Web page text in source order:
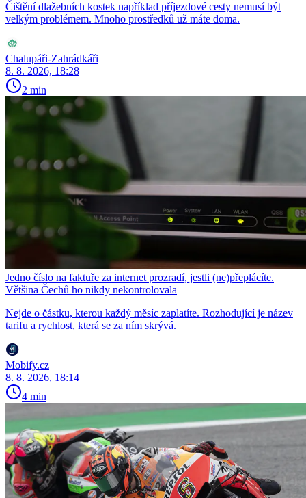
Čištění dlažebních kostek například příjezdové cesty nemusí být
velkým problémem. Mnoho prostředků už máte doma.
Chalupáři-Zahrádkáři
8. 8. 2026, 18:28
2 min
Jedno číslo na faktuře za internet prozradí, jestli (ne)přeplácíte.
Většina Čechů ho nikdy nekontrolovala
Nejde o částku, kterou každý měsíc zaplatíte. Rozhodující je název
tarifu a rychlost, která se za ním skrývá.
Mobify.cz
8. 8. 2026, 18:14
4 min